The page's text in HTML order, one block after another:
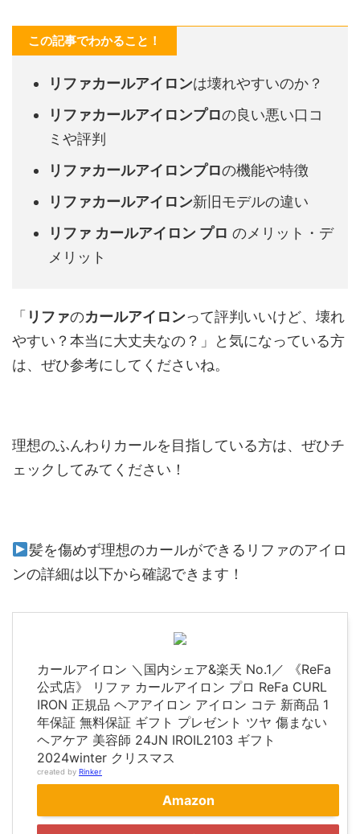
この記事でわかること！
リファカールアイロンは壊れやすいのか？
リファカールアイロンプロの良い悪い口コ
ミや評判
リファカールアイロンプロの機能や特徴
リファカールアイロン新旧モデルの違い
リファ カールアイロン プロ のメリット・デ
メリット
「 リファのカールアイロンって評判いいけど、壊れ
やすい？本当に大丈夫なの？」と気になっている方
は、ぜひ参考にしてくださいね。
理想のふんわりカールを目指している方は、ぜひチ
ェックしてみてください！
髪を傷めず理想のカールができるリファのアイロ
ンの詳細は以下から確認できます！
カールアイロン ＼国内シェア&楽天 No.1／ 《ReFa
公式店》 リファ カールアイロン プロ ReFa CURL
IRON 正規品 ヘアアイロン アイロン コテ 新商品 1
年保証 無料保証 ギフト プレゼント ツヤ 傷まない
ヘアケア 美容師 24JN IROIL2103 ギフト
2024winter クリスマス
created by Rinker
Amazon